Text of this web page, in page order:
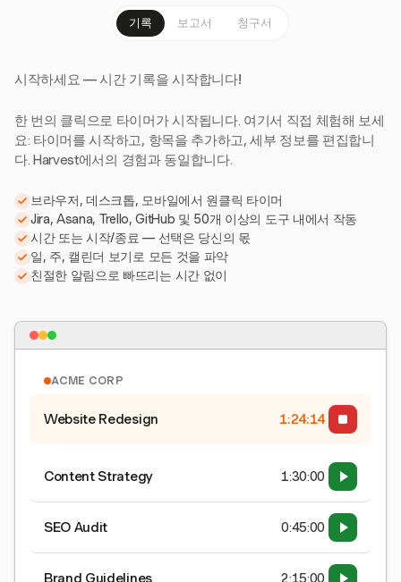
기록 보고서 청구서
시작하세요 — 시간 기록을 시작합니다!
한 번의 클릭으로 타이머가 시작됩니다. 여기서 직접 체험해 보세
요: 타이머를 시작하고, 항목을 추가하고, 세부 정보를 편집합니
다. Harvest에서의 경험과 동일합니다.
브라우저, 데스크톱, 모바일에서 원클릭 타이머
Jira, Asana, Trello, GitHub 및 50개 이상의 도구 내에서 작동
시간 또는 시작/종료 — 선택은 당신의 몫
일, 주, 캘린더 보기로 모든 것을 파악
친절한 알림으로 빠뜨리는 시간 없이
ACME CORP
Website Redesign 1:24:15
Content Strategy 1:30:00
SEO Audit 0:45:00
Brand Guidelines 2:15:00